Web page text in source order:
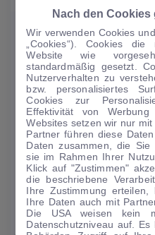
0 € Anzahlung
Angebot
1|19
Nach den Cookies
Wir verwenden Cookies
„Cookies“). Cookies
Website wie
standardmäßig gesetzt.
Nutzerverhalten zu
bzw. personalisiertes
Cookies zur
Effektivität von
Websites setzen wir nur
Partner führen diese
Daten zusammen, die
sie im Rahmen Ihrer
Klick auf "Zustimmen"
die beschriebene
Ihre Zustimmung
Ihre Daten auch mit
Die USA weisen kein
Datenschutzniveau auf.